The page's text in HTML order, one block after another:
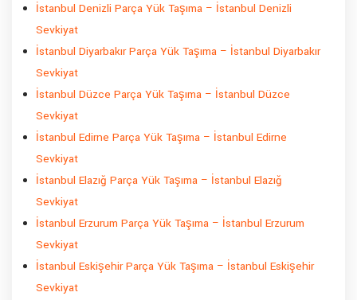
İstanbul Denizli Parça Yük Taşıma – İstanbul Denizli
Sevkiyat
İstanbul Diyarbakır Parça Yük Taşıma – İstanbul Diyarbakır
Sevkiyat
İstanbul Düzce Parça Yük Taşıma – İstanbul Düzce
Sevkiyat
İstanbul Edirne Parça Yük Taşıma – İstanbul Edirne
Sevkiyat
İstanbul Elazığ Parça Yük Taşıma – İstanbul Elazığ
Sevkiyat
İstanbul Erzurum Parça Yük Taşıma – İstanbul Erzurum
Sevkiyat
İstanbul Eskişehir Parça Yük Taşıma – İstanbul Eskişehir
Sevkiyat